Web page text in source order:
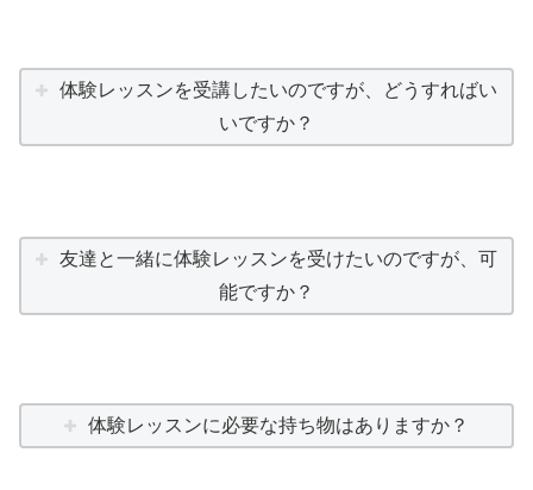
体験レッスンを受講したいのですが、どうすればい
いですか？
友達と一緒に体験レッスンを受けたいのですが、可
能ですか？
体験レッスンに必要な持ち物はありますか？